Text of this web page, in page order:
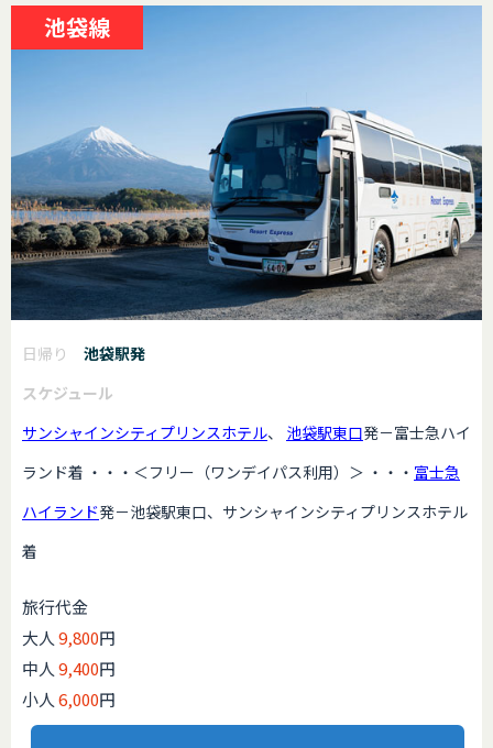
池袋線
日帰り
池袋駅発
スケジュール
サンシャインシティプリンスホテル、 池袋駅東口発－富士急ハイ
ランド着 ・・・＜フリー（ワンデイパス利用）＞ ・・・ 富士急
ハイランド発－池袋駅東口、サンシャインシティプリンスホテル
着
旅行代金
大人 9,800円
中人 9,400円
小人 6,000円